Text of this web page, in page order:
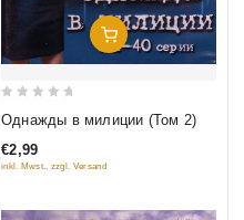
Добавить В Корзину
out
of
Однажды в милиции (Том 2)
€2,99
inkl. Mwst., zzgl. Versand